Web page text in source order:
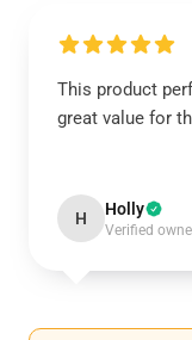
This product
great value for
H Holly
Verified